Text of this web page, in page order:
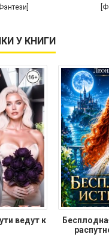
У КНИГИ
ведут к